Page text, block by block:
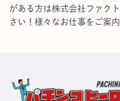
がある方は株式会社ファク
さい！様々なお仕事をご案